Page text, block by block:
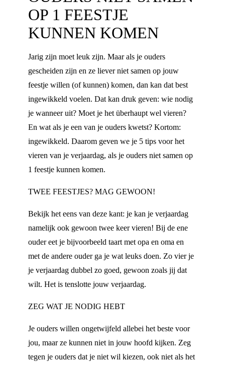
OP 1 FEESTJE
KUNNEN KOMEN
Jarig zijn moet leuk zijn. Maar als je ouders
gescheiden zijn en ze liever niet samen op jouw
feestje willen (of kunnen) komen, dan kan dat best
ingewikkeld voelen. Dat kan druk geven: wie nodig
je wanneer uit? Moet je het überhaupt wel vieren?
En wat als je een van je ouders kwetst? Kortom:
ingewikkeld. Daarom geven we je 5 tips voor het
vieren van je verjaardag, als je ouders niet samen op
1 feestje kunnen komen.
TWEE FEESTJES? MAG GEWOON!
Bekijk het eens van deze kant: je kan je verjaardag
namelijk ook gewoon twee keer vieren! Bij de ene
ouder eet je bijvoorbeeld taart met opa en oma en
met de andere ouder ga je wat leuks doen. Zo vier je
je verjaardag dubbel zo goed, gewoon zoals jij dat
wilt. Het is tenslotte jouw verjaardag.
ZEG WAT JE NODIG HEBT
Je ouders willen ongetwijfeld allebei het beste voor
jou, maar ze kunnen niet in jouw hoofd kijken. Zeg
tegen je ouders dat je niet wil kiezen, ook niet als het